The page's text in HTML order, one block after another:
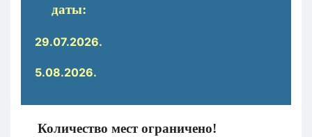
даты:
29.07.2026.
5.08.2026.
Количество мест ограничено!